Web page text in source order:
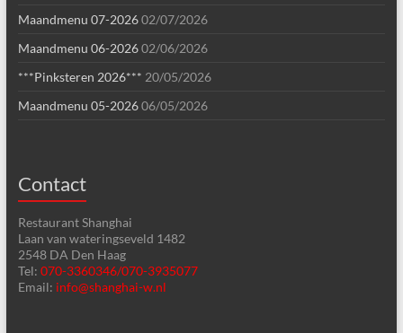
Maandmenu 07-202602/07/2026
Maandmenu 06-202602/06/2026
***Pinksteren 2026*** 20/05/2026
Maandmenu 05-202606/05/2026
Contact
Restaurant Shanghai
Laan van wateringseveld 1482
2548 DA Den Haag
Tel: 070-3360346/070-3935077
Email: info@shanghai-w.nl